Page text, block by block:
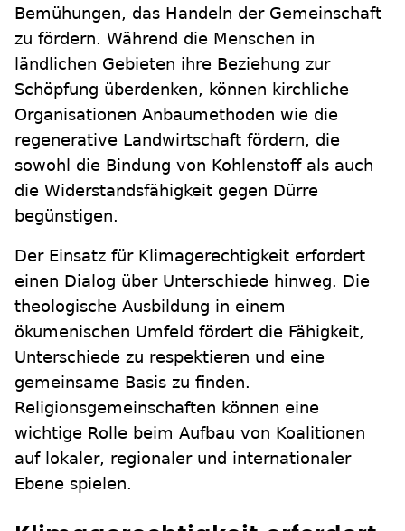
Bemühungen, das Handeln der Gemeinschaft
zu fördern. Während die Menschen in
ländlichen Gebieten ihre Beziehung zur
Schöpfung überdenken, können kirchliche
Organisationen Anbaumethoden wie die
regenerative Landwirtschaft fördern, die
sowohl die Bindung von Kohlenstoff als auch
die Widerstandsfähigkeit gegen Dürre
begünstigen.
Der Einsatz für Klimagerechtigkeit erfordert
einen Dialog über Unterschiede hinweg. Die
theologische Ausbildung in einem
ökumenischen Umfeld fördert die Fähigkeit,
Unterschiede zu respektieren und eine
gemeinsame Basis zu finden.
Religionsgemeinschaften können eine
wichtige Rolle beim Aufbau von Koalitionen
auf lokaler, regionaler und internationaler
Ebene spielen.